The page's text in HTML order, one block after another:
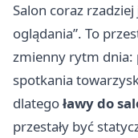
Salon coraz
oglądania”. To
zmienny rytm dnia:
spotkania
dlategoławy do
przestały być